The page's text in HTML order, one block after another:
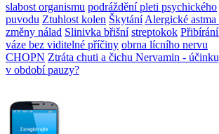
slabost organismu podráždění pleti psychického
puvodu Ztuhlost kolen Škytání Alergické astma
změny nálad Slinivka břišní streptokok
váze bez viditelné příčiny obrna lícního nervu
CHOPN Ztráta chuti a čichu Nervamin -
v období pauzy?